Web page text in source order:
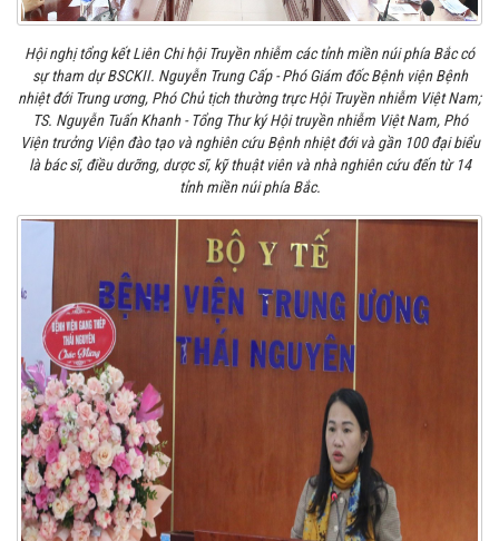
Hội nghị tổng kết Liên Chi hội Truyền nhiễm các tỉnh miền núi phía Bắc có
sự tham dự BSCKII. Nguyễn Trung Cấp - Phó Giám đốc Bệnh viện Bệnh
nhiệt đới Trung ương, Phó Chủ tịch thường trực Hội Truyền nhiễm Việt Nam;
TS. Nguyễn Tuấn Khanh - Tổng Thư ký Hội truyền nhiễm Việt Nam, Phó
Viện trưởng Viện đào tạo và nghiên cứu Bệnh nhiệt đới và gần 100 đại biểu
là bác sĩ, điều dưỡng, dược sĩ, kỹ thuật viên và nhà nghiên cứu đến từ 14
tỉnh miền núi phía Bắc.